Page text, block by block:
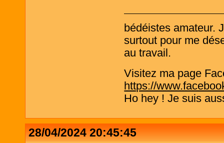
bédéistes amateur.
surtout pour me
au travail.
Visitez ma page
https://
Ho hey ! Je suis
28/04/2024 20:45:45